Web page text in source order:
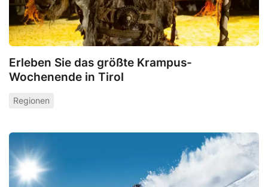
Erleben Sie das größte Krampus-
Wochenende in Tirol
Regionen